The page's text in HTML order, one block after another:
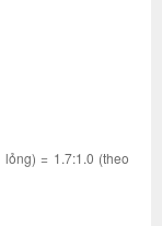
= 1.7:1.0 (theo